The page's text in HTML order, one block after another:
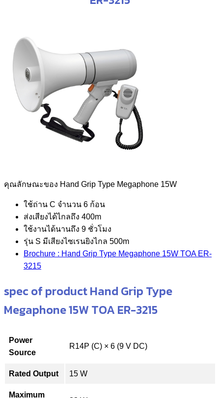
คุณลักษณะของ Hand Grip Type Megaphone 15W
ใช้ถ่าน C จำนวน 6 ก้อน
ส่งเสียงได้ไกลถึง 400m
ใช้งานได้นานถึง 9 ชั่วโมง
รุ่น S มีเสียงไซเรนยิงไกล 500m
Brochure : Hand Grip Type Megaphone 15W TOA ER-
3215
spec of product Hand Grip Type
Megaphone 15W TOA ER-3215
Power
Source
R14P (C) × 6 (9 V DC)
Rated Output 15 W
Maximum